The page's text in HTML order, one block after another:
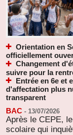
Orientation en
officiellement
Changement
suivre pour la
Entrée en 6e et
d'affectation plus
transparent
BAC - 13/07/2026
Après le CEPE,
scolaire qui